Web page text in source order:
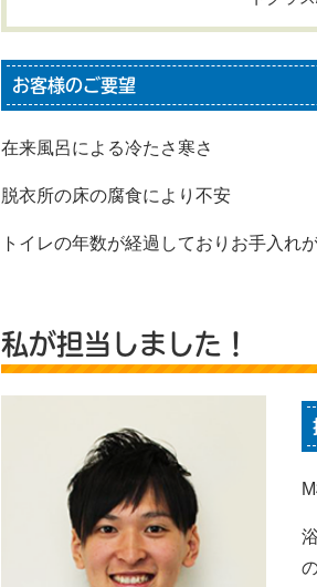
お客様のご要望
在来風呂による冷たさ寒さ
脱衣所の床の腐食により不安
トイレの年数が経過しておりお手入れ
私が担当しました！